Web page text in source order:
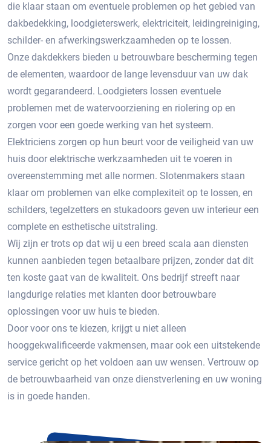
die klaar staan om eventuele problemen op het gebied van
dakbedekking, loodgieterswerk, elektriciteit, leidingreiniging,
schilder- en afwerkingswerkzaamheden op te lossen.
Onze dakdekkers bieden u betrouwbare bescherming tegen
de elementen, waardoor de lange levensduur van uw dak
wordt gegarandeerd. Loodgieters lossen eventuele
problemen met de watervoorziening en riolering op en
zorgen voor een goede werking van het systeem.
Elektriciens zorgen op hun beurt voor de veiligheid van uw
huis door elektrische werkzaamheden uit te voeren in
overeenstemming met alle normen. Slotenmakers staan ​​
klaar om problemen van elke complexiteit op te lossen, en
schilders, tegelzetters en stukadoors geven uw interieur een
complete en esthetische uitstraling.
Wij zijn er trots op dat wij u een breed scala aan diensten
kunnen aanbieden tegen betaalbare prijzen, zonder dat dit
ten koste gaat van de kwaliteit. Ons bedrijf streeft naar
langdurige relaties met klanten door betrouwbare
oplossingen voor uw huis te bieden.
Door voor ons te kiezen, krijgt u niet alleen
hooggekwalificeerde vakmensen, maar ook een uitstekende
service gericht op het voldoen aan uw wensen. Vertrouw op
de betrouwbaarheid van onze dienstverlening en uw woning
is in goede handen.